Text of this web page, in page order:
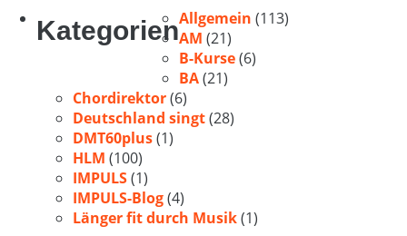
KategorienAllgemein (113)
AM (21)
B-Kurse(6)
BA(21)
Chordirektor(6)
Deutschland singt(28)
DMT60plus(1)
HLM (100)
IMPULS(1)
IMPULS-Blog(4)
Länger fit durch Musik(1)